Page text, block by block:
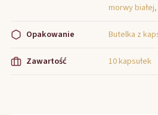
morwy
Opakowanie Butelka z
Zawartość 10 kapsułek